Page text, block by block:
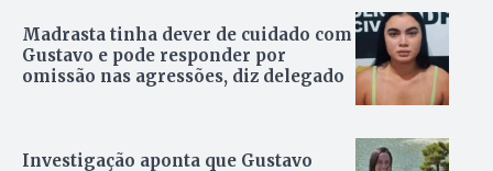
Madrasta tinha dever de cuidado com
Gustavo e pode responder por
omissão nas agressões, diz delegado
Investigação aponta que Gustavo